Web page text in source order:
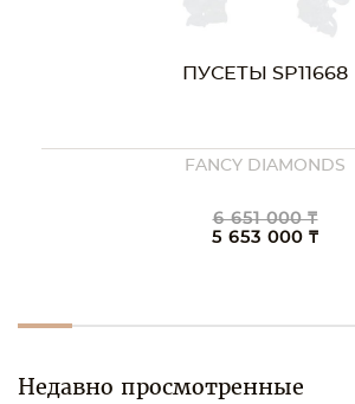
ПУСЕТЫ SP11668
FANCY DIAMONDS
6 651 000 ₸
5 653 000 ₸
Недавно просмотренные